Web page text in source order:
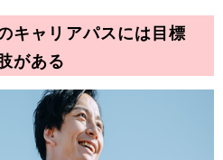
キャリアパスには目標
がある